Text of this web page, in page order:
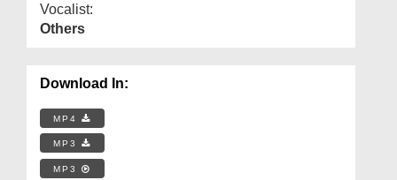
Vocalist:
Others
Download In:
MP4
MP3
MP3